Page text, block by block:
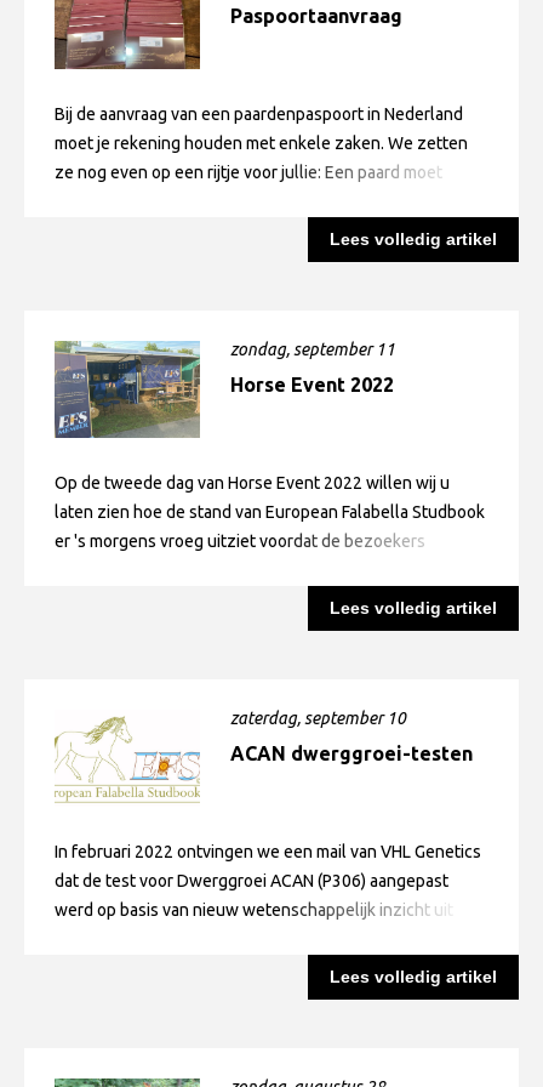
Paspoortaanvraag
Bij de aanvraag van een paardenpaspoort in Nederland
moet je rekening houden met enkele zaken. We zetten
ze nog even op een rijtje voor jullie: Een paard moet
Vanaf 21 april 2021 gelden dus de volgende regels: 1.
Paard moet binnen 6 maanden na geboorte gechipt zijn.
gedaan (concept uitvoeringsverordening) 3. Binnen vier
weken na de aanvraag moet het paspoort worden
uitgegeven (protocol paspoortuitgifte) 4. Paard moet
binnen 9 maanden na geboorte een paspoort hebben,
Termijn identificatie, lid 1)
Lees volledig artikel
zondag, september 11
Horse Event 2022
Op de tweede dag van Horse Event 2022 willen wij u
laten zien hoe de stand van European Falabella Studbook
er 's morgens vroeg uitziet voordat de bezoekers
te promoten. Het ziet er echt prachtig uit, mede door de
prachtige gordijnen die Yvonne van Werkhoven heeft
hartelijk dank! We willen ook graag de helpers bedanken
die de stand gedurende de twee weekenden bemannen.
Lees volledig artikel
zaterdag, september 10
ACAN dwerggroei-testen
In februari 2022 ontvingen we een mail van VHL Genetics
dat de test voor Dwerggroei ACAN (P306) aangepast
werd op basis van nieuw wetenschappelijk inzicht uit
ACAN D3 en ACAN D4. De nieuwe test wordt sinds 1
december 2021 toegepast. We willen er dus jullie
Lees volledig artikel